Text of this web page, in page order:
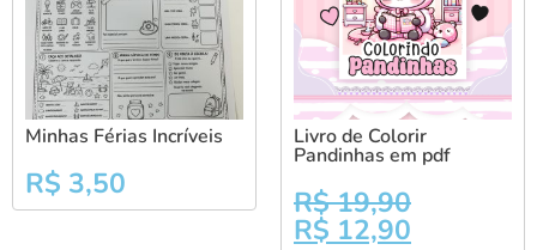
Minhas Férias Incríveis
R$ 3,50
Livro de Colorir
Pandinhas em pdf
R$19,90
R$ 12,90